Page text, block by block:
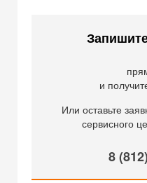
и
Или оставьте
сервисного
8